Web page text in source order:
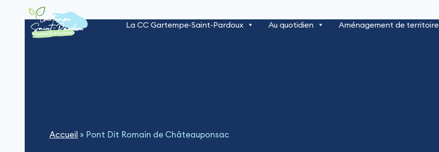
contenu
La CC Gartempe-Saint-Pardoux Au quotidien Aménagement de territoire
Accueil » Pont Dit Romain de Châteauponsac